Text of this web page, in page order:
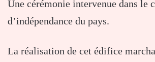
Une cérémonie intervenue dans le
d’indépendance du pays.
La réalisation de cet édifice